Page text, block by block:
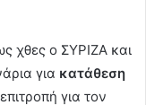
χθες ο ΣΥΡΙΖΑ και
για κατάθεση
για τον